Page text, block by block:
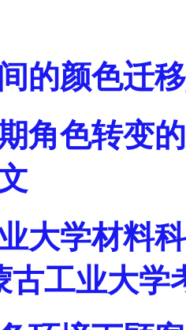
的颜色迁
角色转变
大学材料
古工业大学